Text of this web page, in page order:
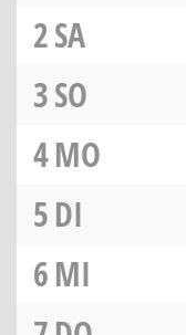
2SA
3SO
4MO
5DI
6MI